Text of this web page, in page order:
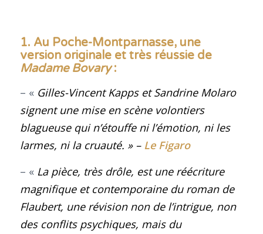
1. Au Poche-Montparnasse, une
version originale et très réussie de
Madame Bovary:
– « Gilles-Vincent Kapps et Sandrine Molaro
signent une mise en scène volontiers
blagueuse qui n’étouffe ni l’émotion, ni les
larmes, ni la cruauté. » – Le Figaro
– « La pièce, très drôle, est une réécriture
magnifique et contemporaine du roman de
Flaubert, une révision non de l’intrigue, non
des conflits psychiques, mais du